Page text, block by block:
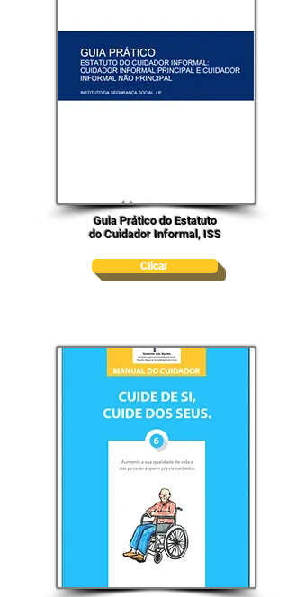
Guia Prático do Estatuto
do Cuidador Informal, ISS
Clicar